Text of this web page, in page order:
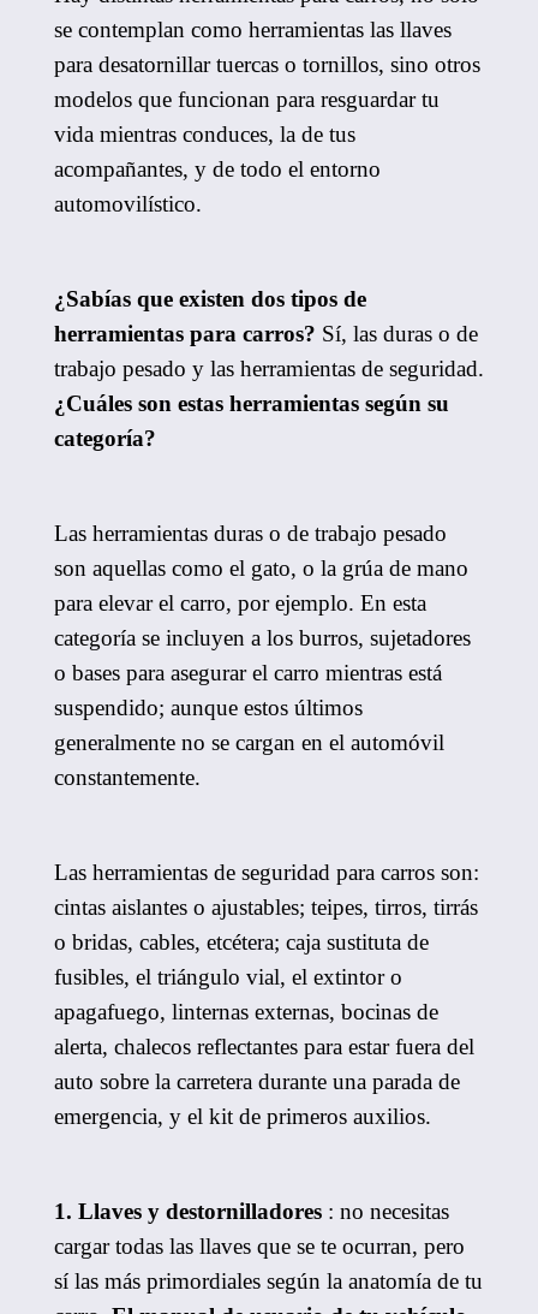
se contemplan como herramientas las llaves
para desatornillar tuercas o tornillos, sino otros
modelos que funcionan para resguardar tu
vida mientras conduces, la de tus
acompañantes, y de todo el entorno
automovilístico.
¿Sabías que existen dos tipos de
herramientas para carros? Sí, las duras o de
trabajo pesado y las herramientas de seguridad.
¿Cuáles son estas herramientas según su
categoría?
Las herramientas duras o de trabajo pesado
son aquellas como el gato, o la grúa de mano
para elevar el carro, por ejemplo. En esta
categoría se incluyen a los burros, sujetadores
o bases para asegurar el carro mientras está
suspendido; aunque estos últimos
generalmente no se cargan en el automóvil
constantemente.
Las herramientas de seguridad para carros son:
cintas aislantes o ajustables; teipes, tirros, tirrás
o bridas, cables, etcétera; caja sustituta de
fusibles, el triángulo vial, el extintor o
apagafuego, linternas externas, bocinas de
alerta, chalecos reflectantes para estar fuera del
auto sobre la carretera durante una parada de
emergencia, y el kit de primeros auxilios.
1. Llaves y destornilladores : no necesitas
cargar todas las llaves que se te ocurran, pero
sí las más primordiales según la anatomía de tu